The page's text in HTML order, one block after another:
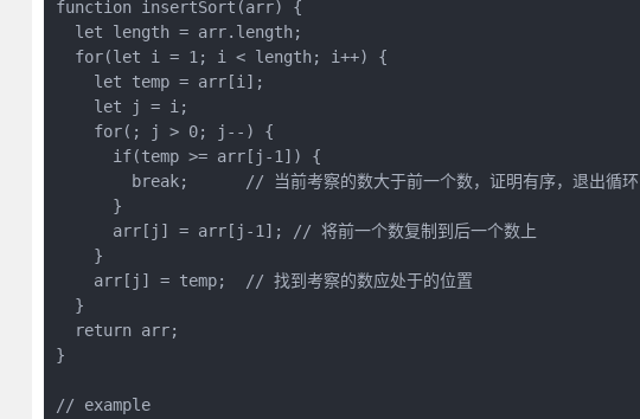
function insertSort(arr) {
  let length = arr.length;
  for(let i = 1; i < length; i++) {
    let temp = arr[i];
    let j = i;
    for(; j > 0; j--) {
      if(temp >= arr[j-1]) {
        break;      // 当前考察的数大于前一个数，证明有序，退出循环
      }
      arr[j] = arr[j-1]; // 将前一个数复制到后一个数上
    }
    arr[j] = temp;  // 找到考察的数应处于的位置
  }
  return arr;
}
// example